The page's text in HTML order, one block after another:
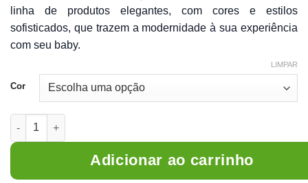
linha de produtos elegantes, com cores e estilos
sofisticados, que trazem a modernidade à sua experiência
com seu baby.
Cor
LIMPAR
Copo para Bebê com Bico de Silicone quantidade
Adicionar ao carrinho